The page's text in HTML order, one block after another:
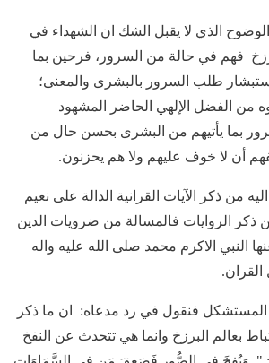
الوضوح الذي لا يقبل الشك ان الشهداء في
فهم في حالة من السرور، فرحين بما
طلب السرور بالبشرى والمعنى؛
من الفضل الإلهي الحاضر المشهود
بما يأتيهم من البشرى بحسن حال من
أن لا خوف عليهم ولا هم يحزنون.
من ذكر الآيات القرانية الدالة على نعيم
ذكر الروايات فالمسالة من ضرويات الدين
النبي الاكرم محمد صلى الله عليه واله
المستشكل فنقول في رد مدعاه: ان ما ذكر
بعالم البرزخ وانما هي تتحدث عن النفخ